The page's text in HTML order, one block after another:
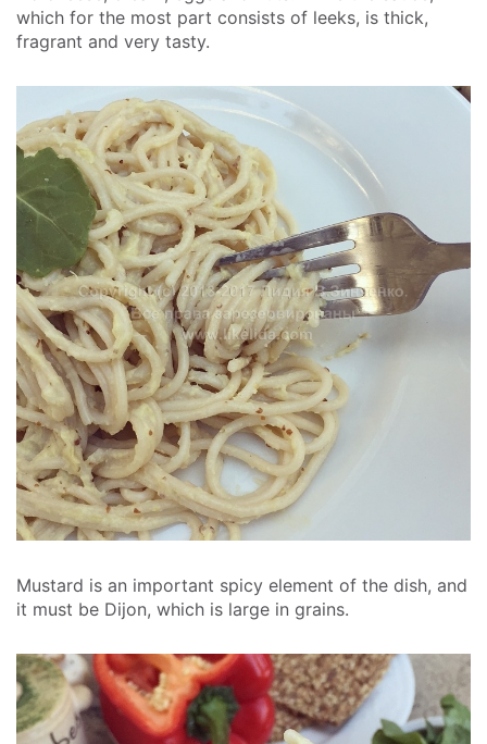
which for the most part consists of leeks, is thick,
fragrant and very tasty.
Mustard is an important spicy element of the dish, and
it must be Dijon, which is large in grains.